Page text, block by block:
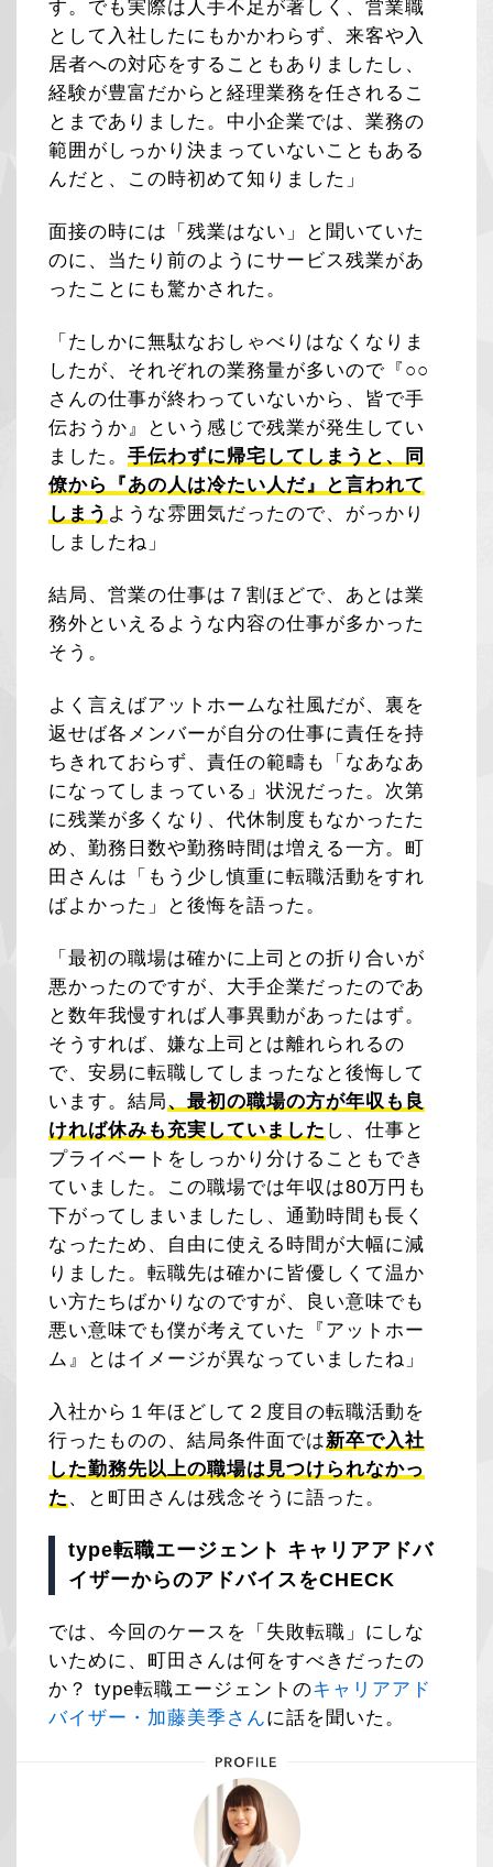
す。でも実際は人手不足が著しく、営業職
として入社したにもかかわらず、来客や入
居者への対応をすることもありましたし、
経験が豊富だからと経理業務を任されるこ
とまでありました。中小企業では、業務の
範囲がしっかり決まっていないこともある
んだと、この時初めて知りました」
面接の時には「残業はない」と聞いていた
のに、当たり前のようにサービス残業があ
ったことにも驚かされた。
「たしかに無駄なおしゃべりはなくなりま
したが、それぞれの業務量が多いので『○○
さんの仕事が終わっていないから、皆で手
伝おうか』という感じで残業が発生してい
ました。手伝わずに帰宅してしまうと、同
僚から『あの人は冷たい人だ』と言われて
しまう ような雰囲気だったので、がっかり
しましたね」
結局、営業の仕事は７割ほどで、あとは業
務外といえるような内容の仕事が多かった
そう。
よく言えばアットホームな社風だが、裏を
返せば各メンバーが自分の仕事に責任を持
ちきれておらず、責任の範疇も「なあなあ
になってしまっている」状況だった。次第
に残業が多くなり、代休制度もなかったた
め、勤務日数や勤務時間は増える一方。町
田さんは「もう少し慎重に転職活動をすれ
ばよかった」と後悔を語った。
「最初の職場は確かに上司との折り合いが
悪かったのですが、大手企業だったのであ
と数年我慢すれば人事異動があったはず。
そうすれば、嫌な上司とは離れられるの
で、安易に転職してしまったなと後悔して
います。結局、最初の職場の方が年収も良
ければ休みも充実していました し、仕事と
プライベートをしっかり分けることもでき
ていました。この職場では年収は80万円も
下がってしまいましたし、通勤時間も長く
なったため、自由に使える時間が大幅に減
りました。転職先は確かに皆優しくて温か
い方たちばかりなのですが、良い意味でも
悪い意味でも僕が考えていた『アットホー
ム』とはイメージが異なっていましたね」
入社から１年ほどして２度目の転職活動を
行ったものの、結局条件面では新卒で入社
した勤務先以上の職場は見つけられなかっ
た 、と町田さんは残念そうに語った。
type転職エージェント キャリアアドバ
イザーからのアドバイスをCHECK
では、今回のケースを「失敗転職」にしな
いために、町田さんは何をすべきだったの
か？ type転職エージェントのキャリアアド
バイザー・加藤美季さんに話を聞いた。